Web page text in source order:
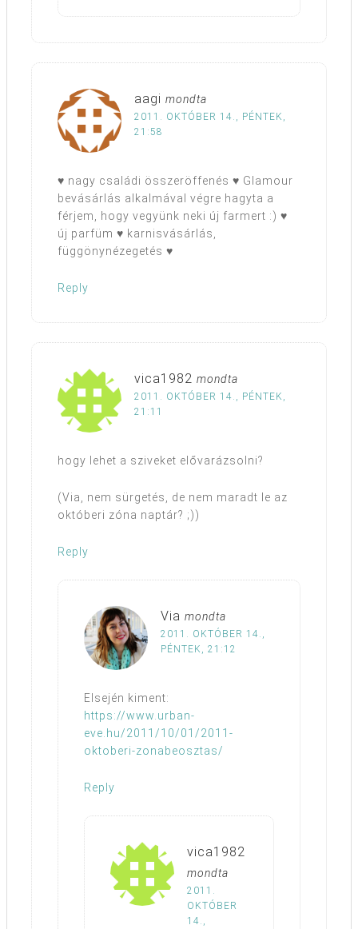
aagi mondta
2011. OKTÓBER 14., PÉNTEK,
21:58
♥ nagy családi összeröffenés ♥ Glamour
bevásárlás alkalmával végre hagyta a
férjem, hogy vegyünk neki új farmert :) ♥
új parfüm ♥ karnisvásárlás,
függönynézegetés ♥
Reply
vica1982 mondta
2011. OKTÓBER 14., PÉNTEK,
21:11
hogy lehet a sziveket elővarázsolni?
(Via, nem sürgetés, de nem maradt le az
októberi zóna naptár? ;))
Reply
Via mondta
2011. OKTÓBER 14.,
PÉNTEK, 21:12
Elsején kiment:
https://www.urban-
eve.hu/2011/10/01/2011-
oktoberi-zonabeosztas/
Reply
vica1982
mondta
2011.
OKTÓBER
14.,